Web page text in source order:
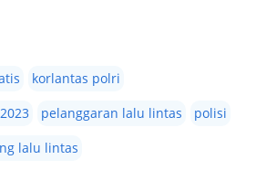
korlantas polri
pelanggaran lalu lintas
polisi
lalu lintas